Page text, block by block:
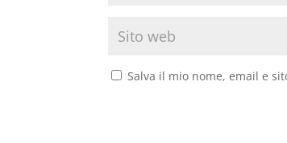
Salva il mio nome, email e